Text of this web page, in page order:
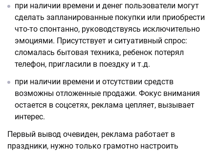
при наличии времени и денег пользователи могут
сделать запланированные покупки или приобрести
что-то спонтанно, руководствуясь исключительно
эмоциями. Присутствует и ситуативный спрос:
сломалась бытовая техника, ребенок потерял
телефон, пригласили в поездку и т.д.
при наличии времени и отсутствии средств
возможны отложенные продажи. Фокус внимания
остается в соцсетях, реклама цепляет, вызывает
интерес.
Первый вывод очевиден, реклама работает в
праздники, нужно только грамотно настроить